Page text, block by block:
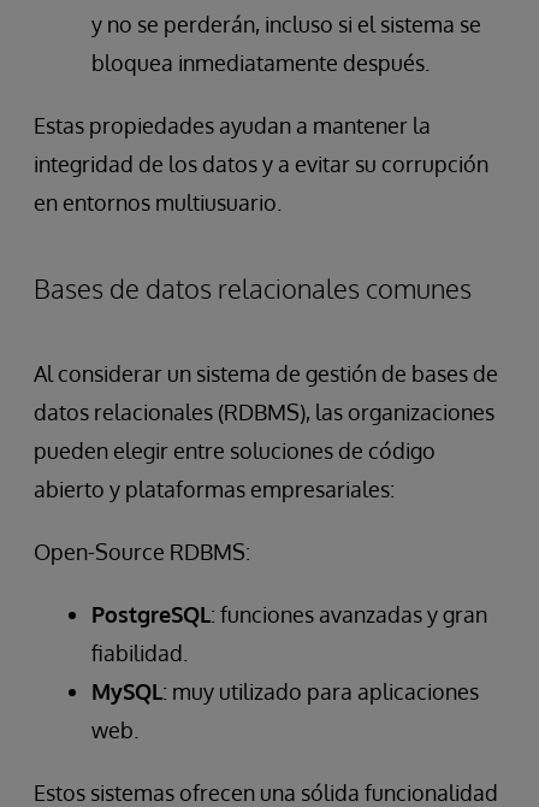
y no se perderán, incluso si el sistema se
bloquea inmediatamente después.
Estas propiedades ayudan a mantener la
integridad de los datos y a evitar su corrupción
en entornos multiusuario.
Bases de datos relacionales comunes
Al considerar un sistema de gestión de bases de
datos relacionales (RDBMS), las organizaciones
pueden elegir entre soluciones de código
abierto y plataformas empresariales:
Open-Source RDBMS:
PostgreSQL: funciones avanzadas y gran
fiabilidad.
MySQL: muy utilizado para aplicaciones
web.
Estos sistemas ofrecen una sólida funcionalidad